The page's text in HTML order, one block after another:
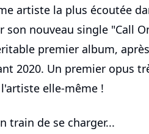
artiste la plus écoutée
nouveau single "Call
premier album,
2020. Un premier opus
elle-même !
train de se charger...